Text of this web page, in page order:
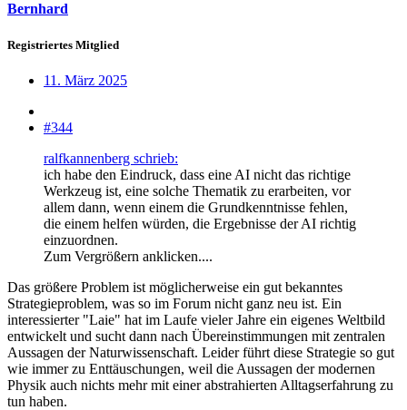
Bernhard
Registriertes Mitglied
11. März 2025
#344
ralfkannenberg schrieb:
ich habe den Eindruck, dass eine AI nicht das richtige
Werkzeug ist, eine solche Thematik zu erarbeiten, vor
allem dann, wenn einem die Grundkenntnisse fehlen,
die einem helfen würden, die Ergebnisse der AI richtig
einzuordnen.
Zum Vergrößern anklicken....
Das größere Problem ist möglicherweise ein gut bekanntes
Strategieproblem, was so im Forum nicht ganz neu ist. Ein
interessierter "Laie" hat im Laufe vieler Jahre ein eigenes Weltbild
entwickelt und sucht dann nach Übereinstimmungen mit zentralen
Aussagen der Naturwissenschaft. Leider führt diese Strategie so gut
wie immer zu Enttäuschungen, weil die Aussagen der modernen
Physik auch nichts mehr mit einer abstrahierten Alltagserfahrung zu
tun haben.